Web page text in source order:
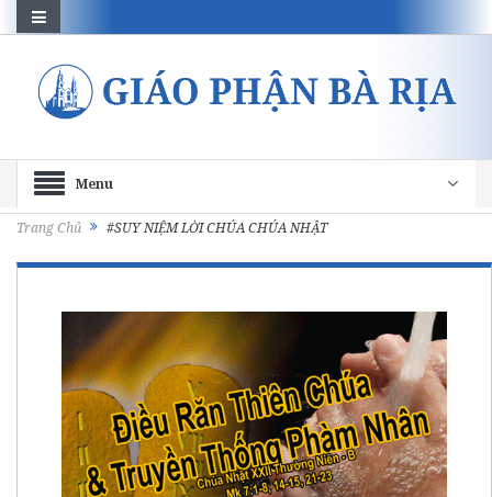
Menu
Trang Chủ #SUY NIỆM LỜI CHÚA CHÚA NHẬT